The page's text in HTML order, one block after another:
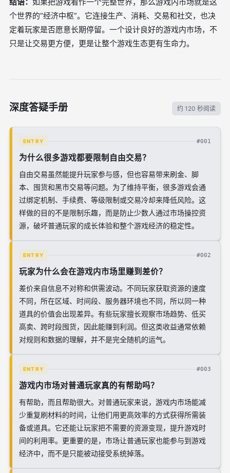
个世界的“经济中枢”。它连接生产、消耗、交易和社交，也决
定着玩家是否愿意长期停留。一个设计良好的游戏内市场，不
只是让交易更方便，更是让整个游戏生态更有生命力。
深度答疑手册 约 120 秒阅读
ENTRY #001
为什么很多游戏都要限制自由交易？
自由交易虽然能提升玩家参与感，但也容易带来刷金、脚
本、囤货和黑市交易等问题。为了维持平衡，很多游戏会通
过绑定机制、手续费、等级限制或交易冷却来降低风险。这
样做的目的不是限制乐趣，而是防止少数人通过市场操控资
源，破坏普通玩家的成长体验和整个游戏经济的稳定性。
ENTRY #002
玩家为什么会在游戏内市场里赚到差价？
差价来自信息不对称和供需波动。不同玩家获取资源的速度
不同，所在区域、时间段、服务器环境也不同，所以同一种
道具的价值会出现差异。有些玩家擅长观察市场趋势、低买
高卖、跨时段囤货，因此能赚到利润。但这类收益通常依赖
对规则和数据的理解，并不是完全随机的运气。
ENTRY #003
游戏内市场对普通玩家真的有帮助吗？
有帮助，而且帮助很大。对普通玩家来说，游戏内市场能减
少重复刷材料的时间，让他们用更高效率的方式获得所需装
备或道具。它还能让玩家把不需要的资源变现，提升游戏时
间的利用率。更重要的是，市场让普通玩家也能参与到游戏
经济中，而不是只能被动接受系统掉落。